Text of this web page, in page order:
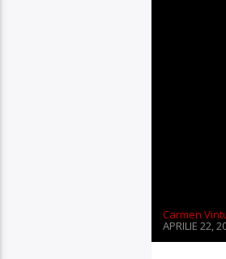
Carmen
APRILIE 22,